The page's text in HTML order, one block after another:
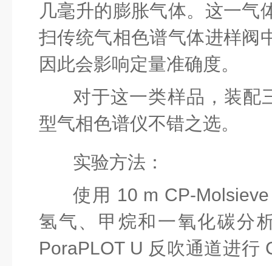
几毫升的膨胀气体。这一气
扫传统气相色谱气体进样阀
因此会影响定量准确度。
对于这一类样品，装配
型气相色谱仪不错之选。
实验方法：
使用 10 m CP-
氢气、甲烷和一氧化碳分
PoraPLOT U 反吹通道进行